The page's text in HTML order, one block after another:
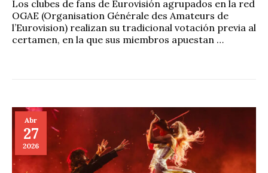
Los clubes de fans de Eurovisión agrupados en la red
OGAE (Organisation Générale des Amateurs de
l’Eurovision) realizan su tradicional votación previa al
certamen, en la que sus miembros apuestan …
Abr
27
2026